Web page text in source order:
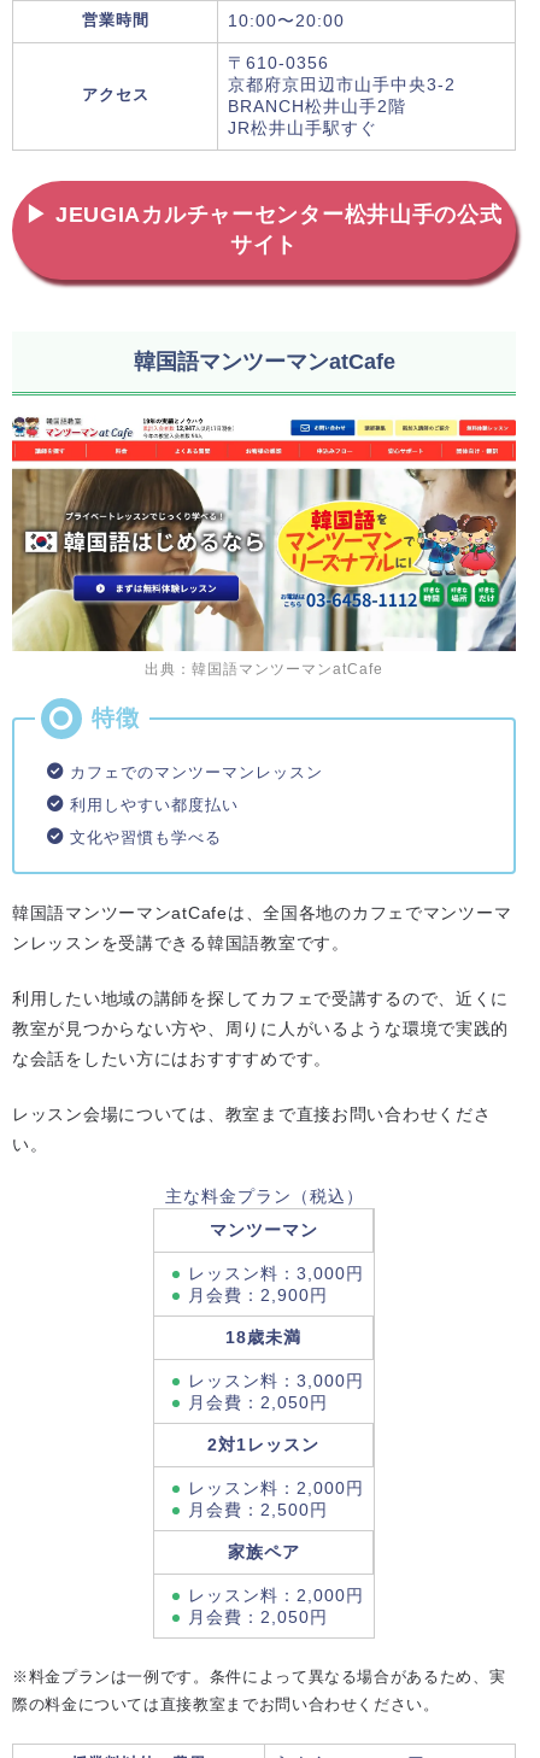
営業時間 10:00〜20:00
アクセス
〒610-0356
京都府京田辺市山手中央3-2
BRANCH松井山手2階
JR松井山手駅すぐ
▶ JEUGIAカルチャーセンター松井山手の公式
サイト
韓国語マンツーマンatCafe
出典：韓国語マンツーマンatCafe
カフェでのマンツーマンレッスン
利用しやすい都度払い
文化や習慣も学べる
韓国語マンツーマンatCafeは、全国各地のカフェでマンツーマ
ンレッスンを受講できる韓国語教室です。
利用したい地域の講師を探してカフェで受講するので、近くに
教室が見つからない方や、周りに人がいるような環境で実践的
な会話をしたい方にはおすすすめです。
レッスン会場については、教室まで直接お問い合わせくださ
い。
主な料金プラン（税込）
マンツーマン
レッスン料：3,000円
月会費：2,900円
18歳未満
レッスン料：3,000円
月会費：2,050円
2対1レッスン
レッスン料：2,000円
月会費：2,500円
家族ペア
レッスン料：2,000円
月会費：2,050円
※料金プランは一例です。条件によって異なる場合があるため、実
際の料金については直接教室までお問い合わせください。